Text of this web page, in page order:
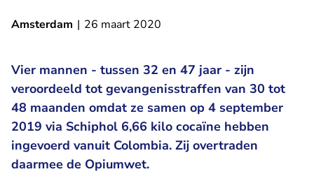
Amsterdam | 26 maart 2020
Vier mannen - tussen 32 en 47 jaar - zijn
veroordeeld tot gevangenisstraffen van 30 tot
48 maanden omdat ze samen op 4 september
2019 via Schiphol 6,66 kilo cocaïne hebben
ingevoerd vanuit Colombia. Zij overtraden
daarmee de Opiumwet.